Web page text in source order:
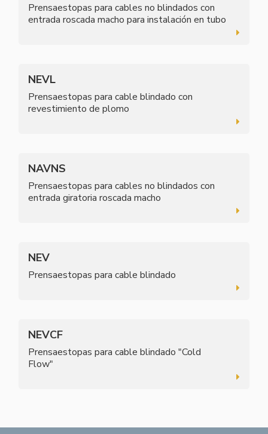
Prensaestopas para cables no blindados con
entrada roscada macho para instalación en tubo
NEVL
Prensaestopas para cable blindado con
revestimiento de plomo
NAVNS
Prensaestopas para cables no blindados con
entrada giratoria roscada macho
NEV
Prensaestopas para cable blindado
NEVCF
Prensaestopas para cable blindado "Cold
Flow"